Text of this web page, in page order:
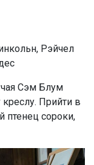
Рэйчел
Сэм Блум
Прийти в
птенец сороки,